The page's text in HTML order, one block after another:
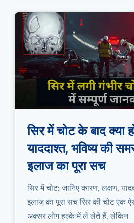
सिर में चोट के बाद क्या
याददाश्त, भविष्य की
इलाज का पूरा सच
सिर में चोट: जानिए कारण, लक्षण,
इलाज का पूरा सच सिर की चोट एक
अक्सर लोग हल्के में ले लेते हैं, लेकिन